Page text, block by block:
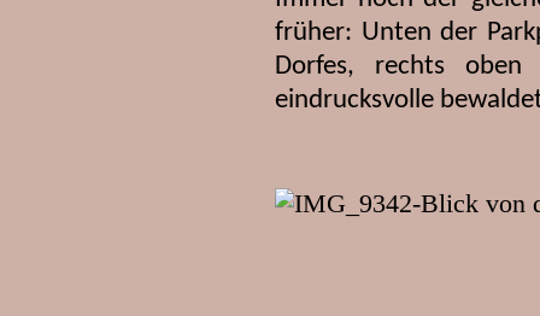
früher: Unten der
Dorfes, rechts
eindrucksvolle